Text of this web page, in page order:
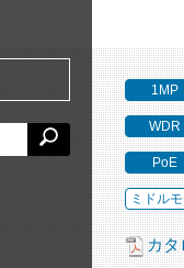
1MP
WDR
PoE
ミドル
カタ